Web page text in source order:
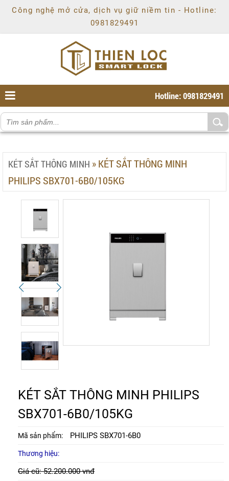
Công nghệ mở cửa, dịch vụ giữ niềm tin - Hotline:
0981829491
Hotline: 0981829491
KÉT SẮT THÔNG MINH »KÉT SẮT THÔNG MINH
PHILIPS SBX701-6B0/105KG
KÉT SẮT THÔNG MINH PHILIPS
SBX701-6B0/105KG
Mã sản phẩm: PHILIPS SBX701-6B0
Thương hiệu:
Giá cũ: 52.200.000 vnđ